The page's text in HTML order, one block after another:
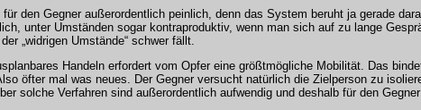
den Gegner außerordentlich peinlich, denn das System beruht ja gerade
unter Umständen sogar kontraproduktiv, wenn man sich auf zu lange
„widrigen Umstände“ schwer fällt.
Handeln erfordert vom Opfer eine größtmögliche Mobilität. Das
öfter mal was neues. Der Gegner versucht natürlich die Zielperson zu
solche Verfahren sind außerordentlich aufwendig und deshalb für den